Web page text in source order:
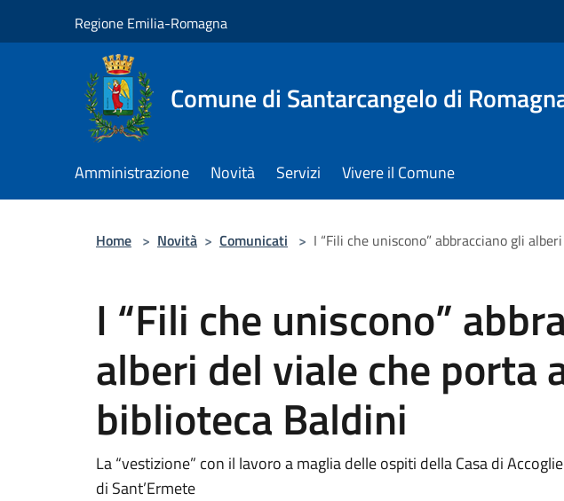
Regione Emilia-Romagna
Comune di Santarcangelo di
Amministrazione Novità Servizi Vivere il Comune
Home > Novità > Comunicati > I “Fili che uniscono” abbracciano gli
I “Fili che uniscono”
alberi del viale che porta
biblioteca Baldini
La “vestizione” con il lavoro a maglia delle ospiti della Casa di
di Sant’Ermete